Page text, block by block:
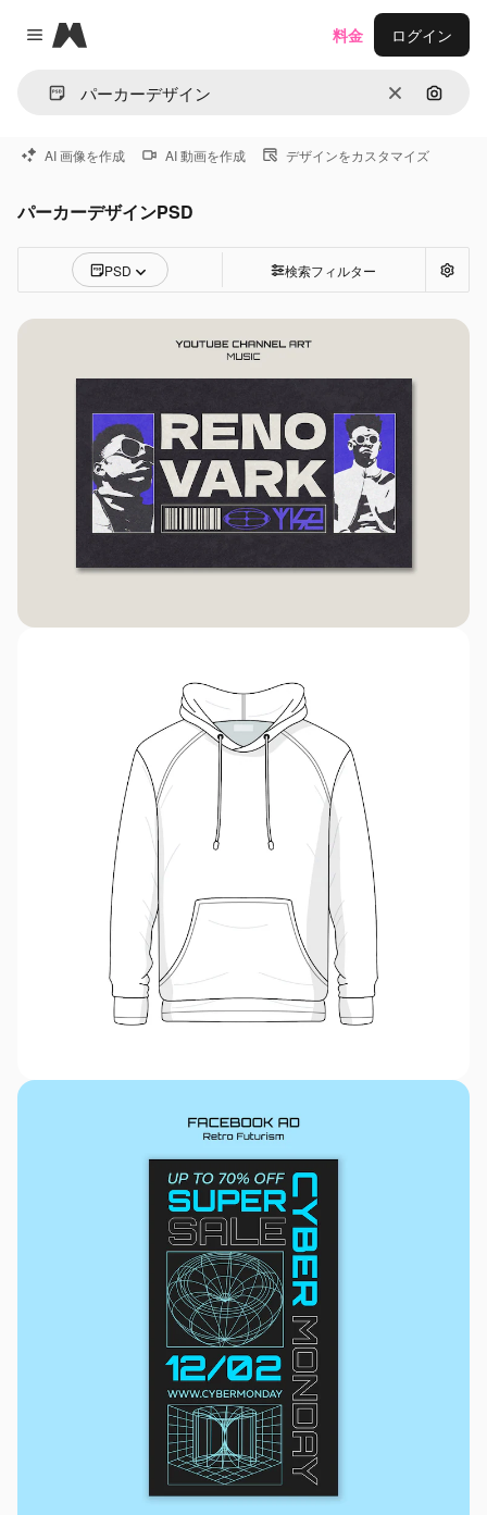
Close menu
Magnific
消去 画像で
料金 ログイン
AI 画像を作成 AI 動画を作成 デザインをカスタマイズ
パーカーデザインPSD
PSD 検索フィルター